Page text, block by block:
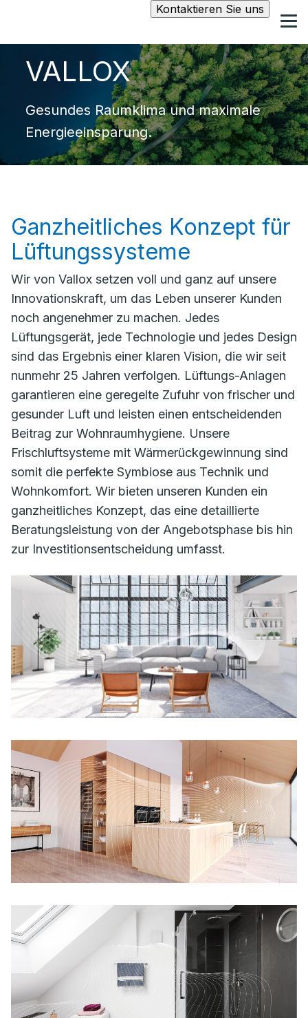
Kontaktieren Sie uns
VALLOX
Gesundes Raumklima und maximale
Energieeinsparung.
Ganzheitliches Konzept für
Lüftungssysteme
Wir von Vallox setzen voll und ganz auf unsere
Innovationskraft, um das Leben unserer Kunden
noch angenehmer zu machen. Jedes
Lüftungsgerät, jede Technologie und jedes Design
sind das Ergebnis einer klaren Vision, die wir seit
nunmehr 25 Jahren verfolgen. Lüftungs-Anlagen
garantieren eine geregelte Zufuhr von frischer und
gesunder Luft und leisten einen entscheidenden
Beitrag zur Wohnraumhygiene. Unsere
Frischluftsysteme mit Wärmerückgewinnung sind
somit die perfekte Symbiose aus Technik und
Wohnkomfort. Wir bieten unseren Kunden ein
ganzheitliches Konzept, das eine detaillierte
Beratungsleistung von der Angebotsphase bis hin
zur Investitionsentscheidung umfasst.